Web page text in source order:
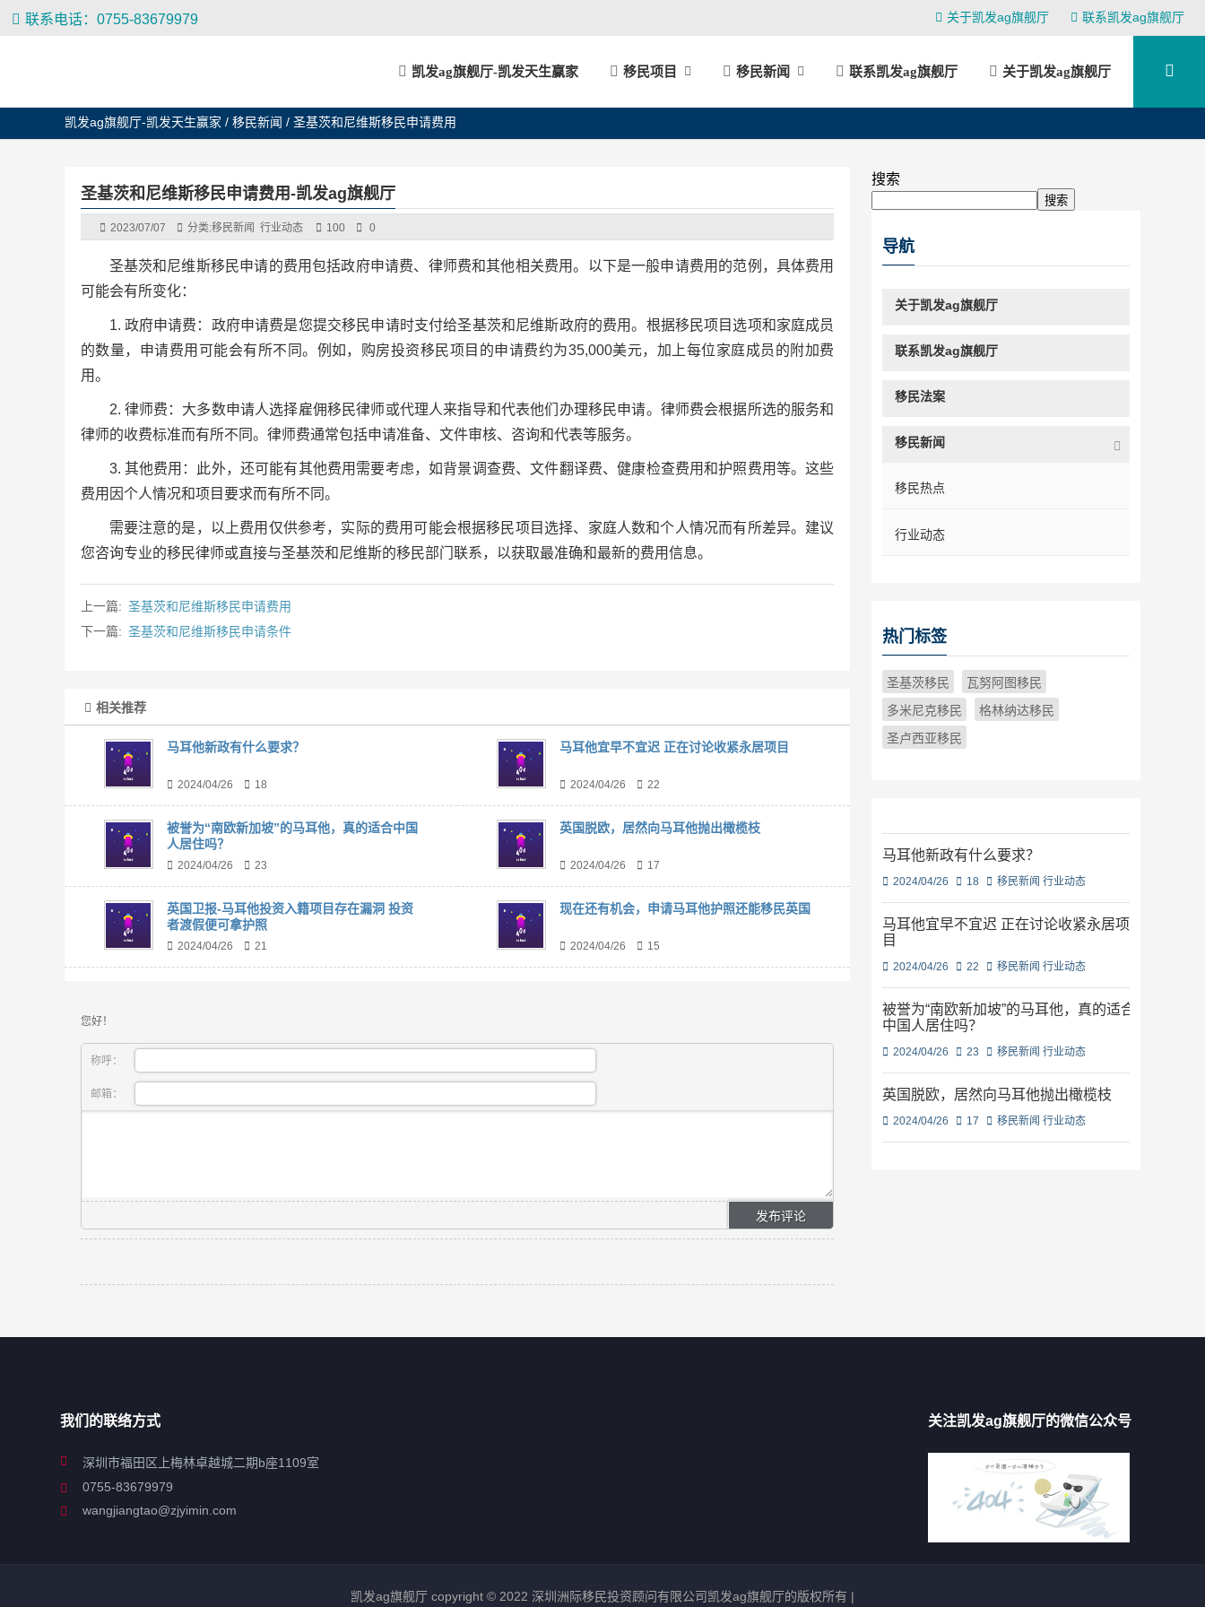
联系电话：0755-83679979 关于凯发ag旗舰厅 联系凯发ag旗舰厅
凯发ag旗舰厅-凯发天生赢家 移民项目 移民新闻 联系凯发ag旗舰厅 关于凯发ag旗舰厅
凯发ag旗舰厅-凯发天生赢家 / 移民新闻 / 圣基茨和尼维斯移民申请费用
圣基茨和尼维斯移民申请费用-凯发ag旗舰厅
2023/07/07 分类:移民新闻 行业动态 100 0
圣基茨和尼维斯移民申请的费用包括政府申请费、律师费和其他相关费用。以下是一般申请费用的范例，具体费用
可能会有所变化：
1. 政府申请费：政府申请费是您提交移民申请时支付给圣基茨和尼维斯政府的费用。根据移民项目选项和家庭成员
的数量，申请费用可能会有所不同。例如，购房投资移民项目的申请费约为35,000美元，加上每位家庭成员的附加费
用。
2. 律师费：大多数申请人选择雇佣移民律师或代理人来指导和代表他们办理移民申请。律师费会根据所选的服务和
律师的收费标准而有所不同。律师费通常包括申请准备、文件审核、咨询和代表等服务。
3. 其他费用：此外，还可能有其他费用需要考虑，如背景调查费、文件翻译费、健康检查费用和护照费用等。这些
费用因个人情况和项目要求而有所不同。
需要注意的是，以上费用仅供参考，实际的费用可能会根据移民项目选择、家庭人数和个人情况而有所差异。建议
您咨询专业的移民律师或直接与圣基茨和尼维斯的移民部门联系，以获取最准确和最新的费用信息。
上一篇: 圣基茨和尼维斯移民申请费用
下一篇: 圣基茨和尼维斯移民申请条件
相关推荐
马耳他新政有什么要求？
2024/04/26 18
马耳他宜早不宜迟 正在讨论收紧永居项目
2024/04/26 22
被誉为“南欧新加坡”的马耳他，真的适合中国
人居住吗？
2024/04/26 23
英国脱欧，居然向马耳他抛出橄榄枝
2024/04/26 17
英国卫报-马耳他投资入籍项目存在漏洞 投资
者渡假便可拿护照
2024/04/26 21
现在还有机会，申请马耳他护照还能移民英国
2024/04/26 15
您好！
称呼：
邮箱：
搜索
搜索
导航
关于凯发ag旗舰厅
联系凯发ag旗舰厅
移民法案
移民新闻
移民热点
行业动态
热门标签
圣基茨移民
瓦努阿图移民
多米尼克移民
格林纳达移民
圣卢西亚移民
马耳他新政有什么要求？
2024/04/26 18 移民新闻 行业动态
马耳他宜早不宜迟 正在讨论收紧永居项
目
2024/04/26 22 移民新闻 行业动态
被誉为“南欧新加坡”的马耳他，真的适合
中国人居住吗？
2024/04/26 23 移民新闻 行业动态
英国脱欧，居然向马耳他抛出橄榄枝
2024/04/26 17 移民新闻 行业动态
我们的联络方式
深圳市福田区上梅林卓越城二期b座1109室
0755-83679979
wangjiangtao@zjyimin.com
关注凯发ag旗舰厅的微信公众号
凯发ag旗舰厅 copyright © 2022 深圳洲际移民投资顾问有限公司凯发ag旗舰厅的版权所有 |